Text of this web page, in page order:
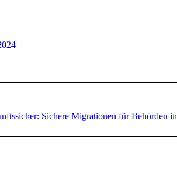
Sichere Migrationen für Behörden